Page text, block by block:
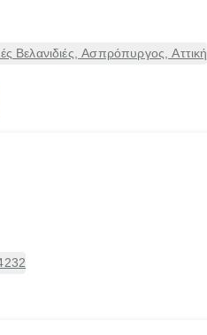
Βελανιδιές, Ασπρόπυργος, Αττική